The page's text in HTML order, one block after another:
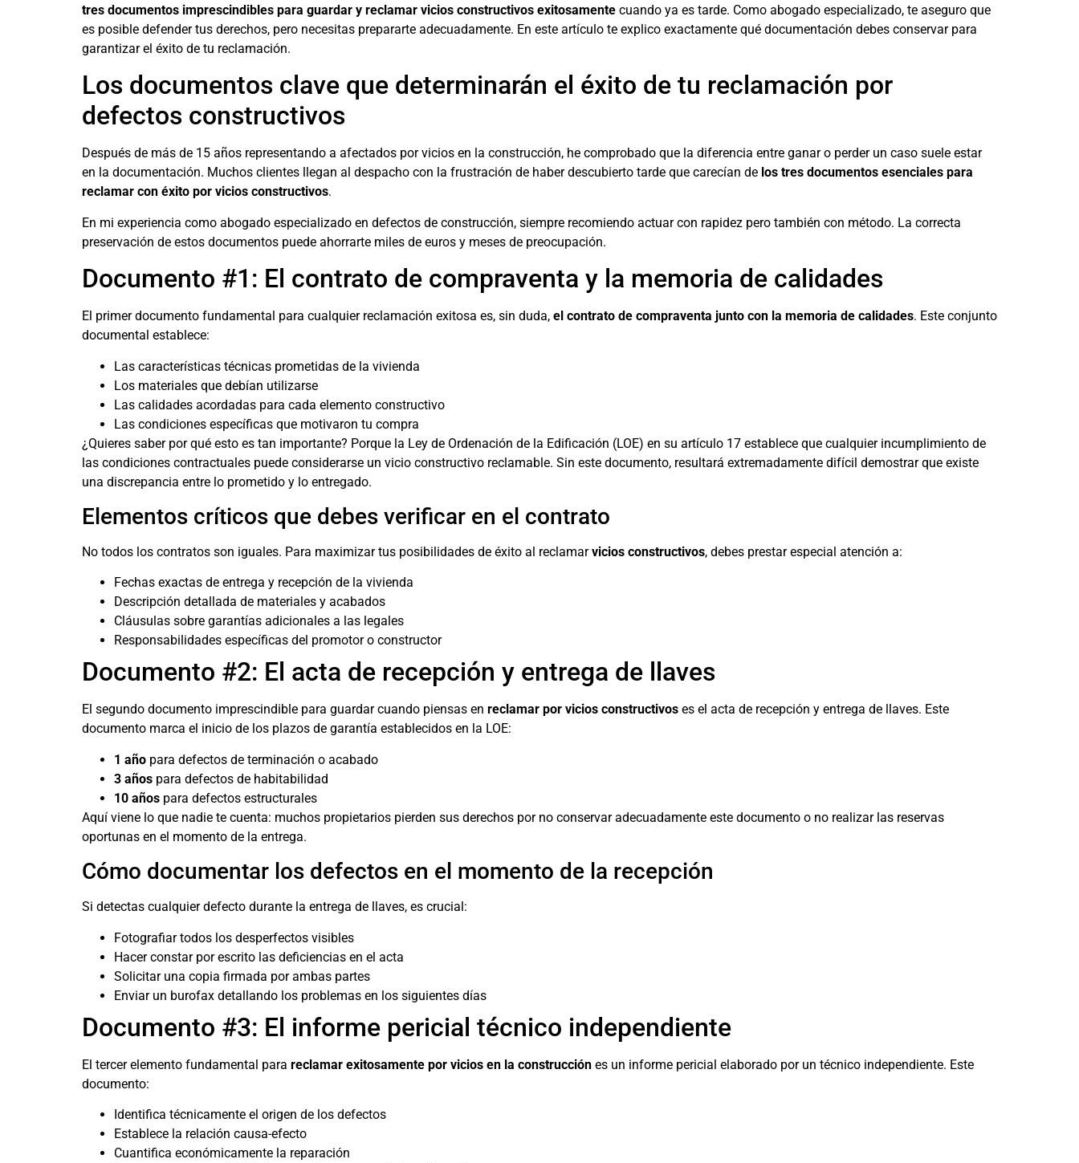
tres documentos imprescindibles para guardar y reclamar vicios constructivos exitosamente cuando ya es tarde. Como abogado especializado, te aseguro que
es posible defender tus derechos, pero necesitas prepararte adecuadamente. En este artículo te explico exactamente qué documentación debes conservar para
garantizar el éxito de tu reclamación.
Los documentos clave que determinarán el éxito de tu reclamación por
defectos constructivos
Después de más de 15 años representando a afectados por vicios en la construcción, he comprobado que la diferencia entre ganar o perder un caso suele estar
en la documentación. Muchos clientes llegan al despacho con la frustración de haber descubierto tarde que carecían de los tres documentos esenciales para
reclamar con éxito por vicios constructivos.
En mi experiencia como abogado especializado en defectos de construcción, siempre recomiendo actuar con rapidez pero también con método. La correcta
preservación de estos documentos puede ahorrarte miles de euros y meses de preocupación.
Documento #1: El contrato de compraventa y la memoria de calidades
El primer documento fundamental para cualquier reclamación exitosa es, sin duda, el contrato de compraventa junto con la memoria de calidades. Este conjunto
documental establece:
Las características técnicas prometidas de la vivienda
Los materiales que debían utilizarse
Las calidades acordadas para cada elemento constructivo
Las condiciones específicas que motivaron tu compra
¿Quieres saber por qué esto es tan importante? Porque la Ley de Ordenación de la Edificación (LOE) en su artículo 17 establece que cualquier incumplimiento de
las condiciones contractuales puede considerarse un vicio constructivo reclamable. Sin este documento, resultará extremadamente difícil demostrar que existe
una discrepancia entre lo prometido y lo entregado.
Elementos críticos que debes verificar en el contrato
No todos los contratos son iguales. Para maximizar tus posibilidades de éxito al reclamarvicios constructivos, debes prestar especial atención a:
Fechas exactas de entrega y recepción de la vivienda
Descripción detallada de materiales y acabados
Cláusulas sobre garantías adicionales a las legales
Responsabilidades específicas del promotor o constructor
Documento #2: El acta de recepción y entrega de llaves
El segundo documento imprescindible para guardar cuando piensas en reclamar por vicios constructivos es el acta de recepción y entrega de llaves. Este
documento marca el inicio de los plazos de garantía establecidos en la LOE:
1 año para defectos de terminación o acabado
3 años para defectos de habitabilidad
10 años para defectos estructurales
Aquí viene lo que nadie te cuenta: muchos propietarios pierden sus derechos por no conservar adecuadamente este documento o no realizar las reservas
oportunas en el momento de la entrega.
Cómo documentar los defectos en el momento de la recepción
Si detectas cualquier defecto durante la entrega de llaves, es crucial:
Fotografiar todos los desperfectos visibles
Hacer constar por escrito las deficiencias en el acta
Solicitar una copia firmada por ambas partes
Enviar un burofax detallando los problemas en los siguientes días
Documento #3: El informe pericial técnico independiente
El tercer elemento fundamental para reclamar exitosamente por vicios en la construcción es un informe pericial elaborado por un técnico independiente. Este
documento:
Identifica técnicamente el origen de los defectos
Establece la relación causa-efecto
Cuantifica económicamente la reparación